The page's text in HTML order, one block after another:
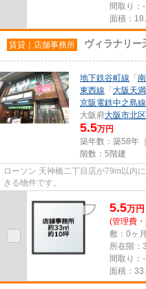
間取り：-
面積：
賃貸｜店舗事務所 ヴィラナリー
地下鉄谷町線 「
東西線 「 大阪天
京阪電鉄中之島線
大阪府大阪市北区
5.5万円
築年数：築58年
階数：5階建
ローソン 天神橋二丁目店が79m以内
きる物件です。
5.5万円
(管理費
敷：0ヶ
所在階：
間取り：-
面積：